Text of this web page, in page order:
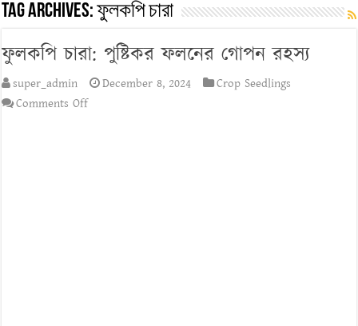
ফসলের চারা প্রস্তুতির সময় করণীয় ও বর্জনীয়
বনজ গাছ রোপণের সময় ও নিয়ম
Tag Archives:ফুলকপি চারা
ফুলকপি চারা: পুষ্টিকর ফলনের গোপন রহস্য
super_admin December 8, 2024
Crop Seedlings
Comments Offon